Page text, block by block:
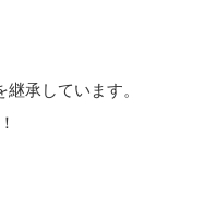
承しています。